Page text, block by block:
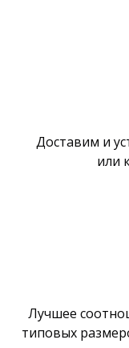
Доставим и
или
Лучшее
типовых